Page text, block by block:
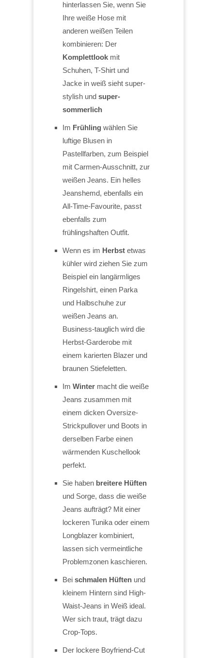
hinterlassen Sie, wenn Sie
Ihre weiße Hose mit
anderen weißen Teilen
kombinieren: Der
Komplettlook mit
Schuhen, T-Shirt und
Jacke in weiß sieht super-
stylish und super-
sommerlich
Im Frühling wählen Sie
luftige Blusen in
Pastellfarben, zum Beispiel
mit Carmen-Ausschnitt, zur
weißen Jeans. Ein helles
Jeanshemd, ebenfalls ein
All-Time-Favourite, passt
ebenfalls zum
frühlingshaften Outfit.
Wenn es im Herbst etwas
kühler wird ziehen Sie zum
Beispiel ein langärmliges
Ringelshirt, einen Parka
und Halbschuhe zur
weißen Jeans an.
Business-tauglich wird die
Herbst-Garderobe mit
einem karierten Blazer und
braunen Stiefeletten.
Im Winter macht die weiße
Jeans zusammen mit
einem dicken Oversize-
Strickpullover und Boots in
derselben Farbe einen
wärmenden Kuschellook
perfekt.
Sie haben breitere Hüften
und Sorge, dass die weiße
Jeans aufträgt? Mit einer
lockeren Tunika oder einem
Longblazer kombiniert,
lassen sich vermeintliche
Problemzonen kaschieren.
Bei schmalen Hüften und
kleinem Hintern sind High-
Waist-Jeans in Weiß ideal.
Wer sich traut, trägt dazu
Crop-Tops.
Der lockere Boyfriend-Cut